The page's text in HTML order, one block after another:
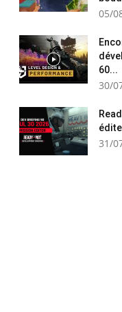
05/
60...
30/
31/